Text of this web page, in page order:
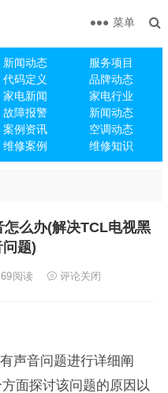
新闻动态
服务项目
代码定义
品牌动态
家电新闻
家电行业
故障报警
新闻动态
案例资讯
空调动态
维修案例 维修知识
菜单
么办(解决TCL电视黑
题)
69阅读 评论关闭
声音问题进行详细阐
面探讨该问题的原因以